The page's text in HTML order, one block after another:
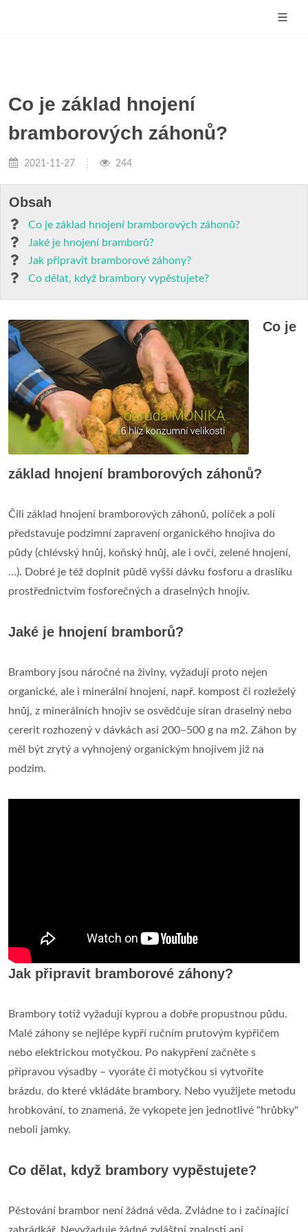
Co je základ hnojení
bramborových záhonů?
2021-11-27 244
Obsah
Co je základ hnojení bramborových záhonů?
Jaké je hnojení bramborů?
Jak připravit bramborové záhony?
Co dělat, když brambory vypěstujete?
Co je
základ hnojení bramborových záhonů?
Čili základ hnojení bramborových záhonů, políček a polí
představuje podzimní zapravení organického hnojiva do
půdy (chlévský hnůj, koňský hnůj, ale i ovčí, zelené hnojení,
…). Dobré je též doplnit půdě vyšší dávku fosforu a draslíku
prostřednictvím fosforečných a draselných hnojiv.
Jaké je hnojení bramborů?
Brambory jsou náročné na živiny, vyžadují proto nejen
organické, ale i minerální hnojení, např. kompost či rozleželý
hnůj, z minerálních hnojiv se osvědčuje síran draselný nebo
cererit rozhozený v dávkách asi 200–500 g na m2. Záhon by
měl být zrytý a vyhnojený organickým hnojivem již na
podzim.
Jak připravit bramborové záhony?
Brambory totiž vyžadují kyprou a dobře propustnou půdu.
Malé záhony se nejlépe kypří ručním prutovým kypřičem
nebo elektrickou motyčkou. Po nakypření začněte s
přípravou výsadby – vyoráte či motyčkou si vytvoříte
brázdu, do které vkládáte brambory. Nebo využijete metodu
hrobkování, to znamená, že vykopete jen jednotlivé "hrůbky"
neboli jamky.
Co dělat, když brambory vypěstujete?
Pěstování brambor není žádná věda. Zvládne to i začínající